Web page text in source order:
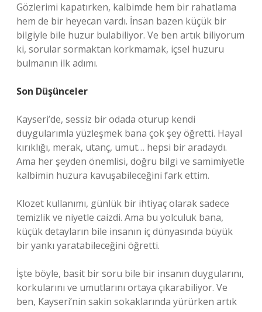
Gözlerimi kapatırken, kalbimde hem bir rahatlama
hem de bir heyecan vardı. İnsan bazen küçük bir
bilgiyle bile huzur bulabiliyor. Ve ben artık biliyorum
ki, sorular sormaktan korkmamak, içsel huzuru
bulmanın ilk adımı.
Son Düşünceler
Kayseri’de, sessiz bir odada oturup kendi
duygularımla yüzleşmek bana çok şey öğretti. Hayal
kırıklığı, merak, utanç, umut… hepsi bir aradaydı.
Ama her şeyden önemlisi, doğru bilgi ve samimiyetle
kalbimin huzura kavuşabileceğini fark ettim.
Klozet kullanımı, günlük bir ihtiyaç olarak sadece
temizlik ve niyetle caizdi. Ama bu yolculuk bana,
küçük detayların bile insanın iç dünyasında büyük
bir yankı yaratabileceğini öğretti.
İşte böyle, basit bir soru bile bir insanın duygularını,
korkularını ve umutlarını ortaya çıkarabiliyor. Ve
ben, Kayseri’nin sakin sokaklarında yürürken artık